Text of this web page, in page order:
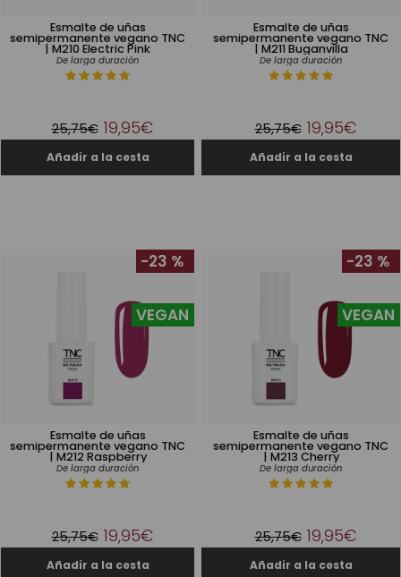
Esmalte de uñas
semipermanente vegano TNC
| M210 Electric Pink
De larga duración
25,75€ 19,95€
Esmalte de uñas
semipermanente vegano TNC
| M211 Buganvilla
De larga duración
25,75€ 19,95€
Esmalte de uñas
semipermanente vegano TNC
| M212 Raspberry
De larga duración
VEGAN
-23 %
25,75€ 19,95€
Esmalte de uñas
semipermanente vegano TNC
| M213 Cherry
De larga duración
VEGAN
-23 %
25,75€ 19,95€